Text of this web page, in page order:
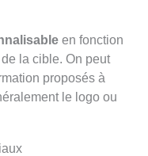
en fonction
la cible. On peut
proposés à
le logo ou